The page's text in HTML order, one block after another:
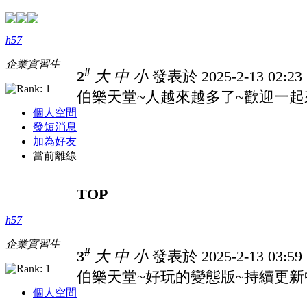
h57
企業實習生
個人空間
發短消息
加為好友
當前離線
2# 大 中 小發表於 2025-2-13
伯樂天堂~人越來越多了~歡迎一
TOP
h57
企業實習生
個人空間
3# 大 中 小發表於 2025-2-13
伯樂天堂~好玩的變態版~持續更